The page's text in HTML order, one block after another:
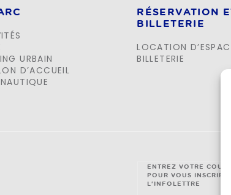
URBAIN
D’ACCUEIL
RÉSERVATION
BILLETERIE
LOCATION
BILLETERIE
ENTREZ VOTRE
POUR VOUS INSCRIRE
L'INFOLETTRE